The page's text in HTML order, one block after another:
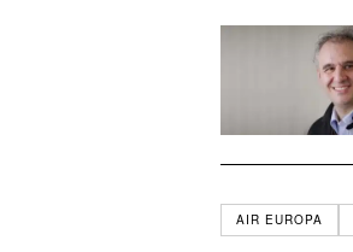
AIR EUROPA